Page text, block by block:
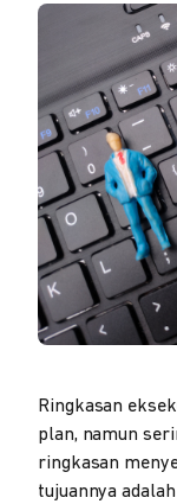
Ringkasan
plan, namun
ringkasan
tujuannya